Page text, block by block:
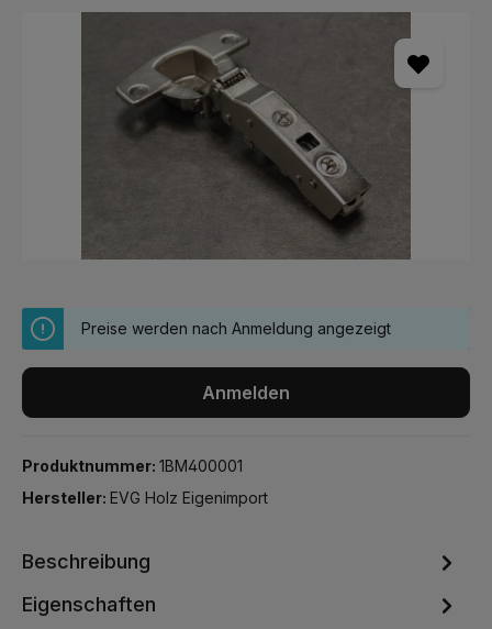
Preise werden nach Anmeldung angezeigt
Anmelden
Produktnummer: 1BM400001
Hersteller: EVG Holz Eigenimport
Beschreibung
Eigenschaften